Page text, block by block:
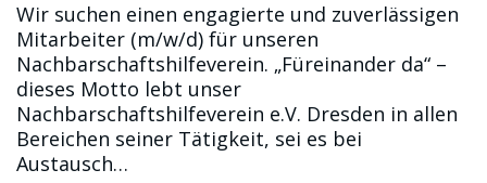
Wir suchen einen engagierte und zuverlässigen
Mitarbeiter (m/w/d) für unseren
Nachbarschaftshilfeverein. „Füreinander da“ –
dieses Motto lebt unser
Nachbarschaftshilfeverein e.V. Dresden in allen
Bereichen seiner Tätigkeit, sei es bei
Austausch…